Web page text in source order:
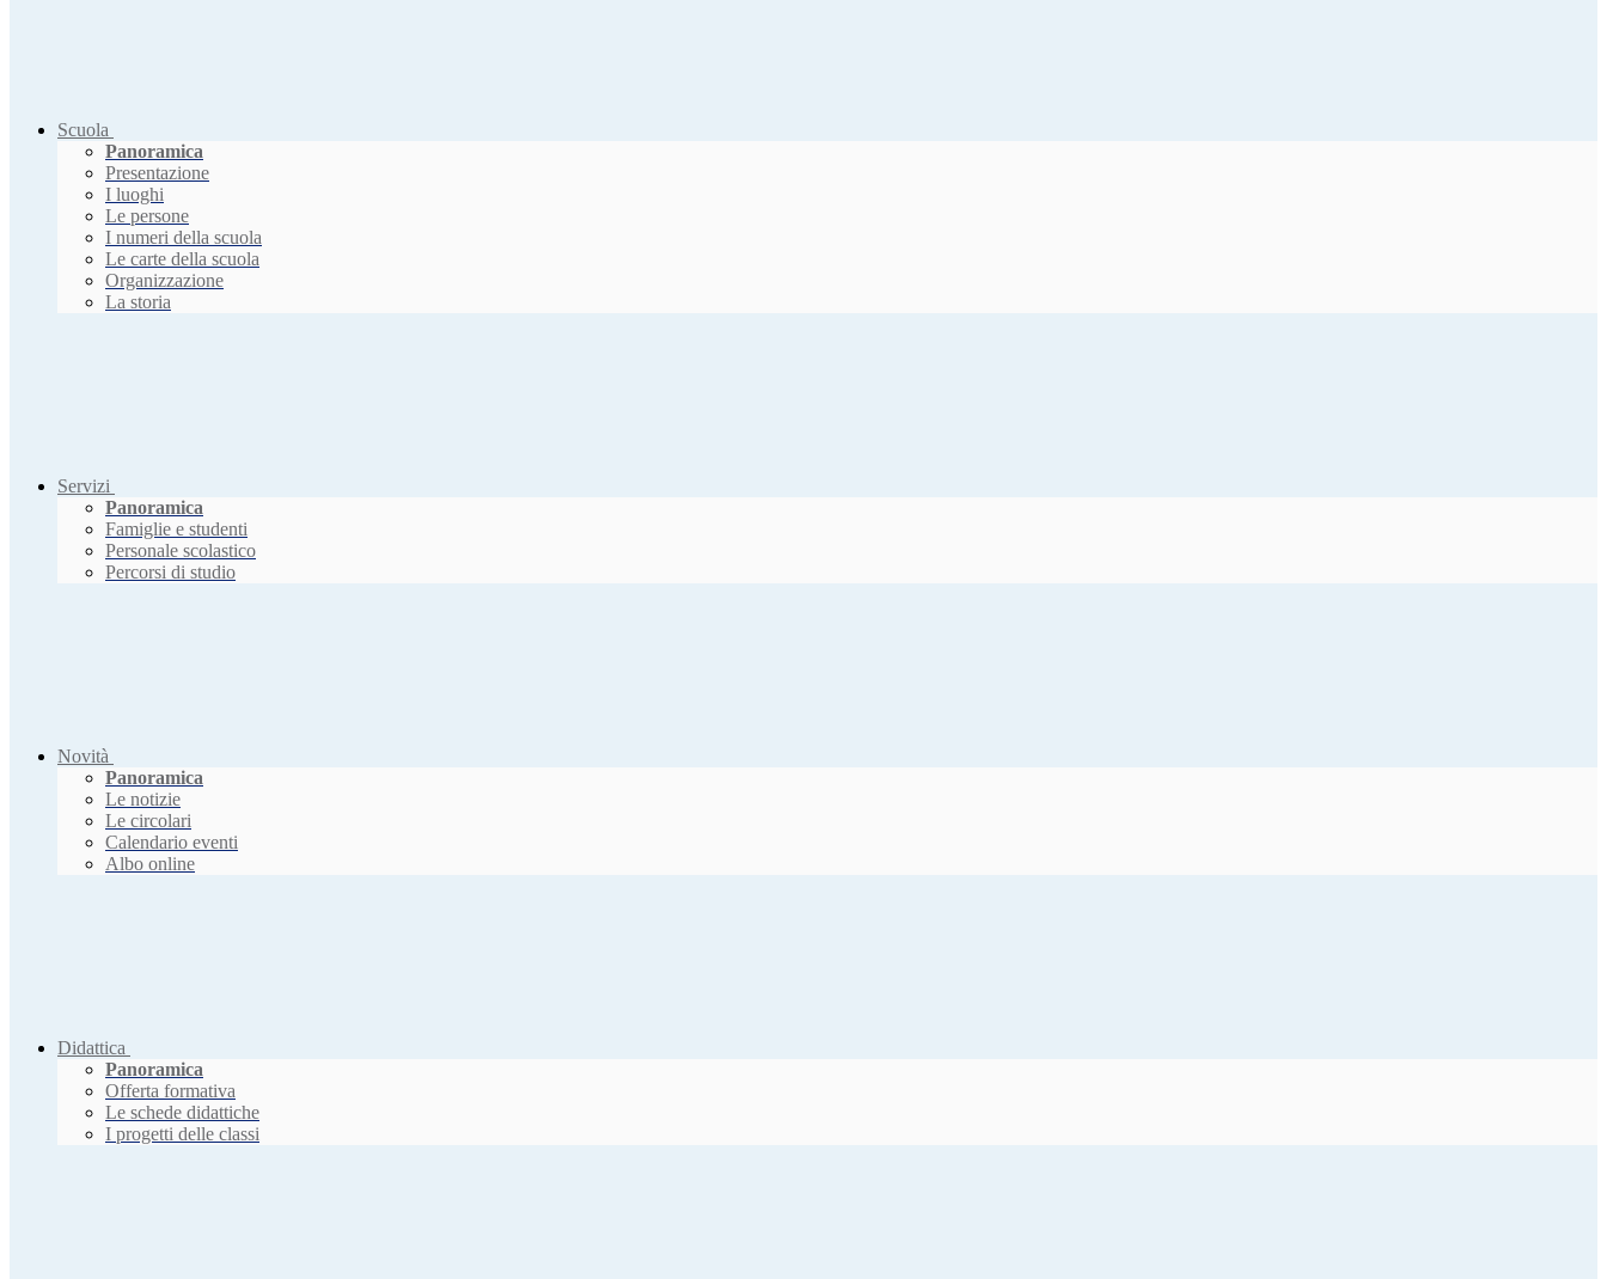
Scuola
Panoramica
Presentazione
I luoghi
Le persone
I numeri della scuola
Le carte della scuola
Organizzazione
La storia
Servizi
Panoramica
Famiglie e studenti
Personale scolastico
Percorsi di studio
Novità
Panoramica
Le notizie
Le circolari
Calendario eventi
Albo online
Didattica
Panoramica
Offerta formativa
Le schede didattiche
I progetti delle classi